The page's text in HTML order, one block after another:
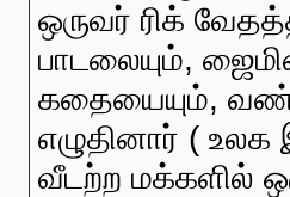
ஒருவர் ரிக்
பாடலையும்,
கதையையும்,
எழுதினார் ( உலக
வீடற்ற மக்களில்